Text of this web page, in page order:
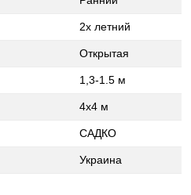
2х летний
Открытая
1,3-1.5 м
4х4 м
САДКО
Украина